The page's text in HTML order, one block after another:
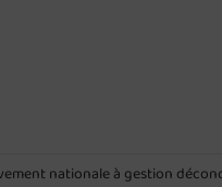
nationale à gestion